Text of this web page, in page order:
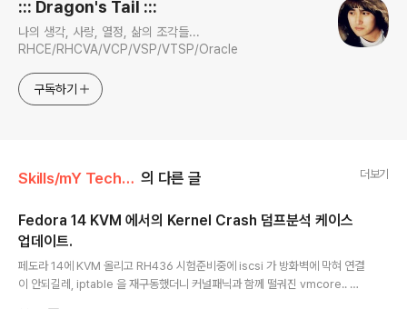
::: Dragon's Tail :::
나의 생각, 사랑, 열정, 삶의 조각들...
RHCE/RHCVA/VCP/VSP/VTSP/Oracle
구독하기
Skills/mY Technutz 의 다른 글 더보기
Fedora 14 KVM 에서의 Kernel Crash 덤프분석 케이스
업데이트.
페도라 14에 KVM 올리고 RH436 시험준비중에 iscsi 가 방화벽에 막혀 연결
이 안되길레, iptable 을 재구동했더니 커널패닉과 함께 떨궈진 vmcore.. 아